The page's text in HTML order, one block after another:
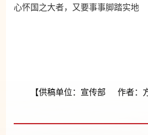
心怀国之大者，又要事事脚踏实地
【供稿单位：宣传部 作者：